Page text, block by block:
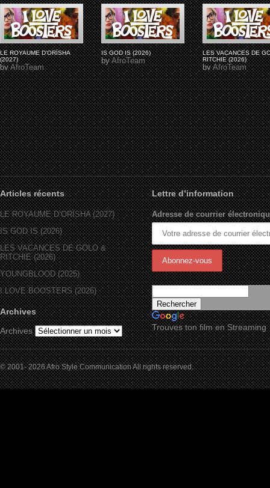
LE ROYAUME D'ORÏSHA
(2027)
byAfroTeam
IS GOD IS (2026)
byAfroTeam
LES VACANCES DE
RITCHIE (2026)
byAfroTeam
Articles récents
LE ROYAUME D’ORÏSHA (2027)
IS GOD IS (2026)
LES VACANCES DE GOLO &
RITCHIE (2026)
YOUNGBLOOD (2025)
I LOVE BOOSTERS (2026)
Archives
Archives
Lettre d’information
Adresse de courrier
Trouves ton film en Streaming
© 2001- 2026 Afro Style Communication All rights reserved.